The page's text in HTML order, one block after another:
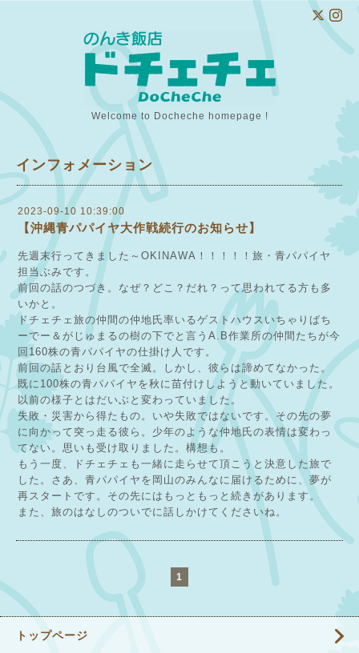
Welcome to Docheche homepage !
インフォメーション
2023-09-10 10:39:00
【沖縄青パパイヤ大作戦続行のお知らせ】
先週末行ってきました～OKINAWA！！！！！旅・青パパイヤ
担当ぶみです。
前回の話のつづき。なぜ？どこ？だれ？って思われてる方も多
いかと。
ドチェチェ旅の仲間の仲地氏率いるゲストハウスいちゃりばち
ーでー＆がじゅまるの樹の下でと言うA.B作業所の仲間たちが今
回160株の青パパイヤの仕掛け人です。
前回の話とおり台風で全滅。しかし、彼らは諦めてなかった。
既に100株の青パパイヤを秋に苗付けしようと動いていました。
以前の様子とはだいぶと変わっていました。
失敗・災害から得たもの。いや失敗ではないです。その先の夢
に向かって突っ走る彼ら。少年のような仲地氏の表情は変わっ
てない。思いも受け取りました。構想も。
もう一度、ドチェチェも一緒に走らせて頂こうと決意した旅で
した。さあ、青パパイヤを岡山のみんなに届けるために、夢が
再スタートです。その先にはもっともっと続きがあります。
また、旅のはなしのついでに話しかけてくださいね。
1
トップページ